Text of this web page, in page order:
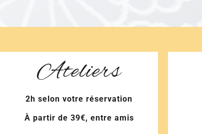
Ateliers
2h selon votre réservation
À partir de 39€, entre amis